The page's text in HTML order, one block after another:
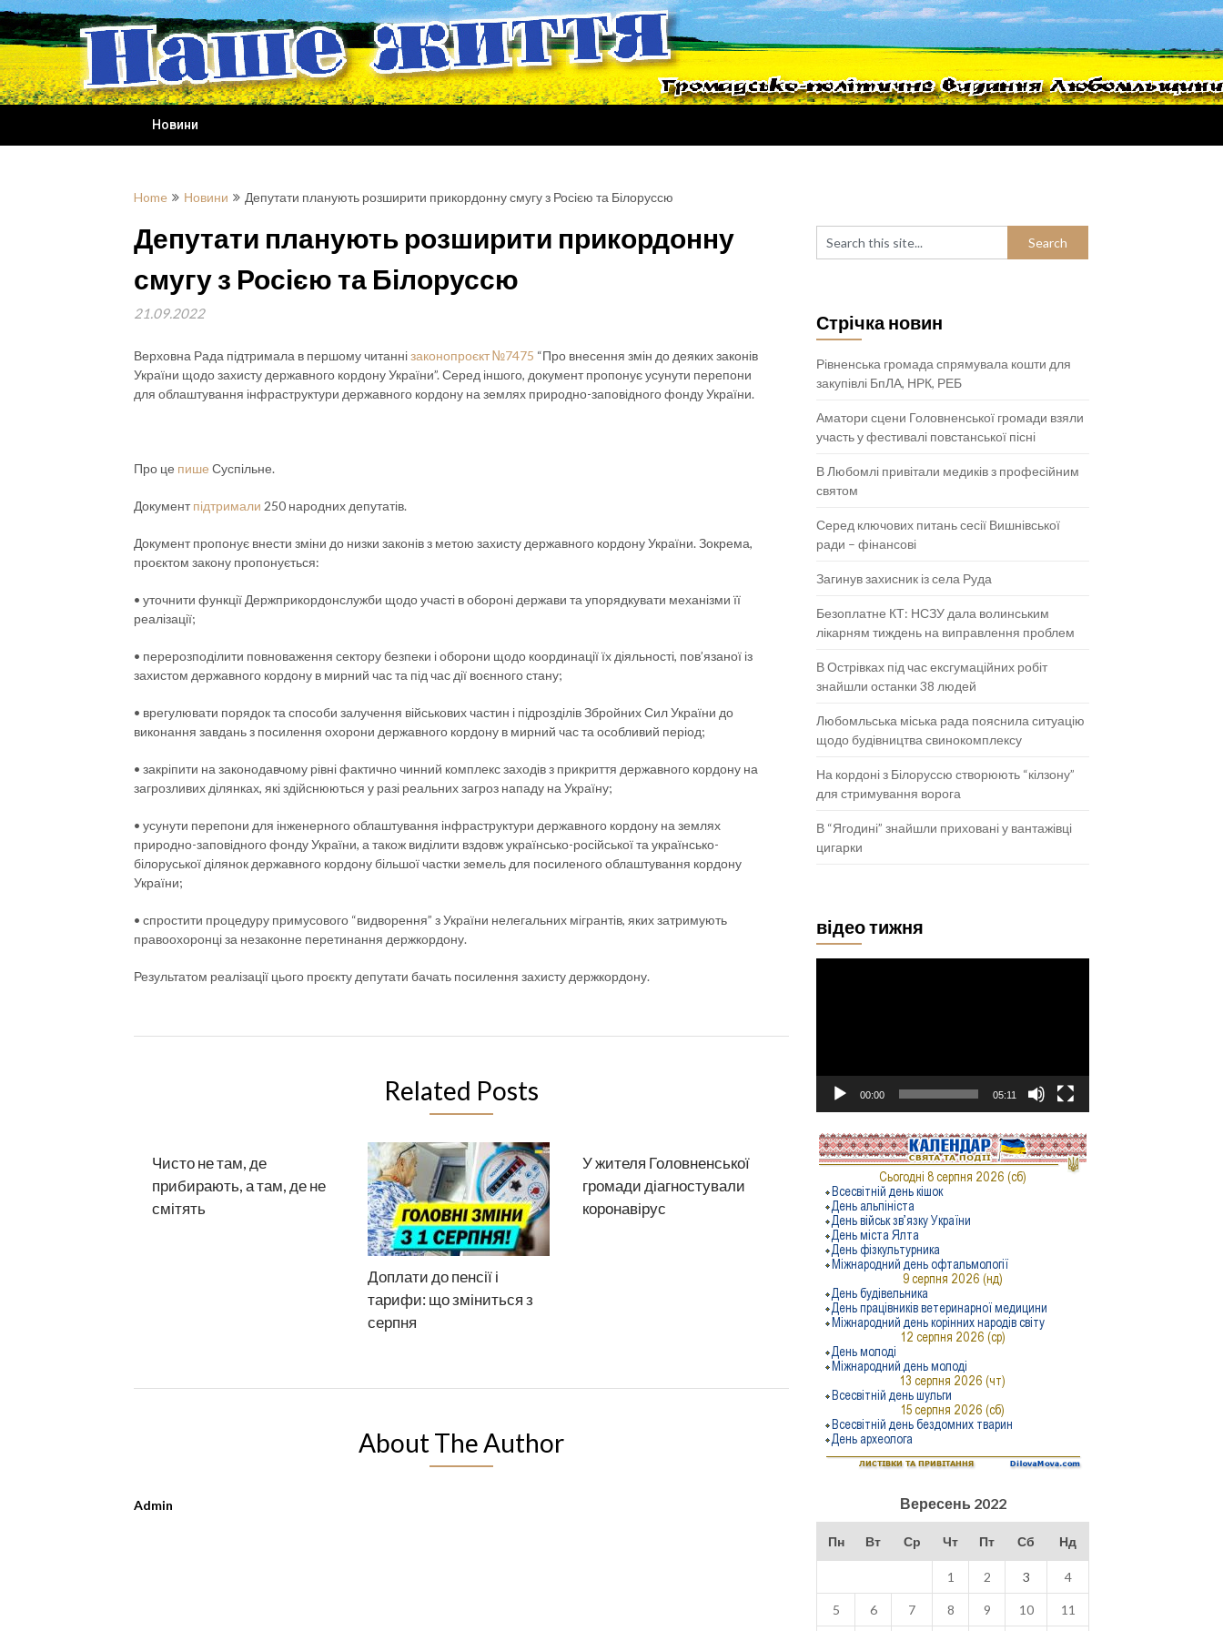
Skip
to
content
Новини
Home Новини Депутати планують розширити прикордонну смугу з Росією та Білоруссю
Депутати планують розширити прикордонну
смугу з Росією та Білоруссю
21.09.2022
Верховна Рада підтримала в першому читаннізаконопроєкт №7475 “Про внесення змін до деяких законів
України щодо захисту державного кордону України”. Серед іншого, документ пропонує усунути перепони
для облаштування інфраструктури державного кордону на землях природно-заповідного фонду України.
Про це пише Суспільне.
Документпідтримали 250 народних депутатів.
Документ пропонує внести зміни до низки законів з метою захисту державного кордону України. Зокрема,
проєктом закону пропонується:
• уточнити функції Держприкордонслужби щодо участі в обороні держави та упорядкувати механізми її
реалізації;
• перерозподілити повноваження сектору безпеки і оборони щодо координації їх діяльності, пов’язаної із
захистом державного кордону в мирний час та під час дії воєнного стану;
• врегулювати порядок та способи залучення військових частин і підрозділів Збройних Сил України до
виконання завдань з посилення охорони державного кордону в мирний час та особливий період;
• закріпити на законодавчому рівні фактично чинний комплекс заходів з прикриття державного кордону на
загрозливих ділянках, які здійснюються у разі реальних загроз нападу на Україну;
• усунути перепони для інженерного облаштування інфраструктури державного кордону на землях
природно-заповідного фонду України, а також виділити вздовж українсько-російської та українсько-
білоруської ділянок державного кордону більшої частки земель для посиленого облаштування кордону
України;
• спростити процедуру примусового “видворення” з України нелегальних мігрантів, яких затримують
правоохоронці за незаконне перетинання держкордону.
Результатом реалізації цього проєкту депутати бачать посилення захисту держкордону.
Related Posts
Чисто не там, де
прибирають, а там, де не
смітять
Доплати до пенсії і
тарифи: що зміниться з
серпня
У жителя Головненської
громади діагностували
коронавірус
About The Author
Admin
Стрічка новин
Рівненська громада спрямувала кошти для
закупівлі БпЛА, НРК, РЕБ
Аматори сцени Головненської громади взяли
участь у фестивалі повстанської пісні
В Любомлі привітали медиків з професійним
святом
Серед ключових питань сесії Вишнівської
ради – фінансові
Загинув захисник із села Руда
Безоплатне КТ: НСЗУ дала волинським
лікарням тиждень на виправлення проблем
В Острівках під час ексгумаційних робіт
знайшли останки 38 людей
Любомльська міська рада пояснила ситуацію
щодо будівництва свинокомплексу
На кордоні з Білоруссю створюють “кілзону”
для стримування ворога
В “Ягодині” знайшли приховані у вантажівці
цигарки
відео тижня
00:00 05:11
Вересень 2022
Пн Вт Ср Чт Пт Сб Нд
1 2 3 4
5 6 7 8 9 10 11